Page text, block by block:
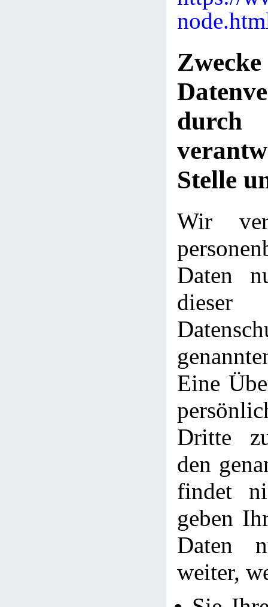
Stelle
Wir
Daten
dieser
Eine
Dritte
den
findet
geben
Daten
weiter,